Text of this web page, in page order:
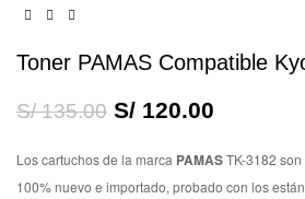
Toner PAMAS Compatible
S/135.00 S/ 120.00
Los cartuchos de la marca PAMASTK-3182
100% nuevo e importado, probado con los